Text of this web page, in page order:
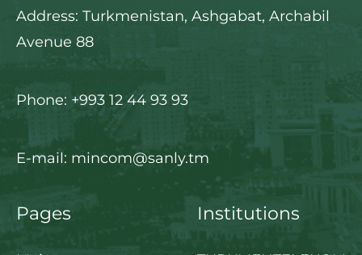
Address: Turkmenistan, Ashgabat, Archabil
Avenue 88
Phone: +993 12 44 93 93
E-mail: mincom@sanly.tm
Pages Institutions